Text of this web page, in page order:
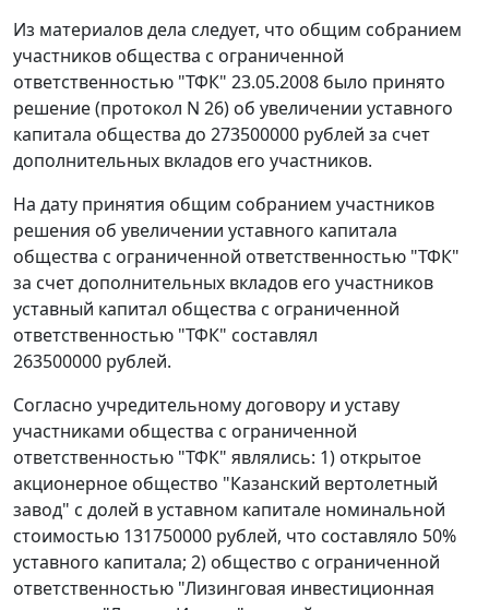
Из материалов дела следует, что общим собранием
участников общества с ограниченной
ответственностью "ТФК" 23.05.2008 было принято
решение (протокол N 26) об увеличении уставного
капитала общества до 273500000 рублей за счет
дополнительных вкладов его участников.
На дату принятия общим собранием участников
решения об увеличении уставного капитала
общества с ограниченной ответственностью "ТФК"
за счет дополнительных вкладов его участников
уставный капитал общества с ограниченной
ответственностью "ТФК" составлял
263500000 рублей.
Согласно учредительному договору и уставу
участниками общества с ограниченной
ответственностью "ТФК" являлись: 1) открытое
акционерное общество "Казанский вертолетный
завод" с долей в уставном капитале номинальной
стоимостью 131750000 рублей, что составляло 50%
уставного капитала; 2) общество с ограниченной
ответственностью "Лизинговая инвестиционная